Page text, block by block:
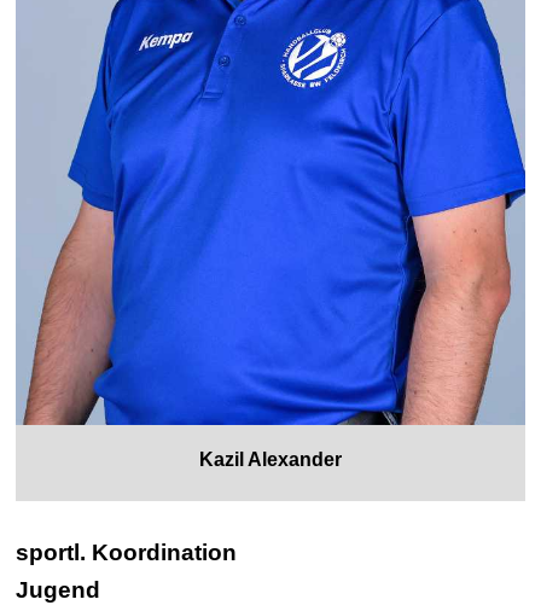
Kazil Alexander
sportl. Koordination
Jugend